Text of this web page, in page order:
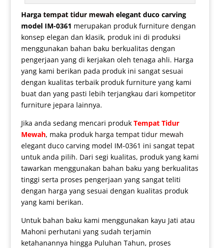
Harga tempat tidur mewahelegant duco carving
model IM-0361 merupakan produk furniture dengan
konsep elegan dan klasik, produk ini di produksi
menggunakan bahan baku berkualitas dengan
pengerjaan yang di kerjakan oleh tenaga ahli. Harga
yang kami berikan pada produk ini sangat sesuai
dengan kualitas terbaik produk furniture yang kami
buat dan yang pasti lebih terjangkau dari kompetitor
furniture jepara lainnya.
Jika anda sedang mencari produk Tempat Tidur
Mewah, maka produk harga tempat tidur mewah
elegant duco carving model IM-0361 ini sangat tepat
untuk anda pilih. Dari segi kualitas, produk yang kami
tawarkan menggunakan bahan baku yang berkualitas
tinggi serta proses pengerjaan yang sangat teliti
dengan harga yang sesuai dengan kualitas produk
yang kami berikan.
Untuk bahan baku kami menggunakan kayu Jati atau
Mahoni perhutani yang sudah terjamin
ketahanannya hingga Puluhan Tahun, proses